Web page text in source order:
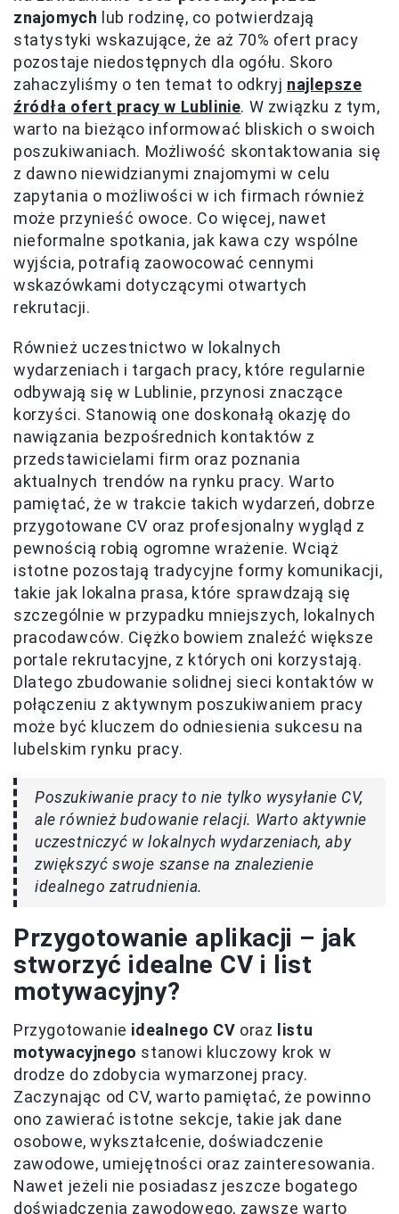
znajomych lub rodzinę, co potwierdzają
statystyki wskazujące, że aż 70% ofert pracy
pozostaje niedostępnych dla ogółu. Skoro
zahaczyliśmy o ten temat to odkryj najlepsze
źródła ofert pracy w Lublinie. W związku z tym,
warto na bieżąco informować bliskich o swoich
poszukiwaniach. Możliwość skontaktowania się
z dawno niewidzianymi znajomymi w celu
zapytania o możliwości w ich firmach również
może przynieść owoce. Co więcej, nawet
nieformalne spotkania, jak kawa czy wspólne
wyjścia, potrafią zaowocować cennymi
wskazówkami dotyczącymi otwartych
rekrutacji.
Również uczestnictwo w lokalnych
wydarzeniach i targach pracy, które regularnie
odbywają się w Lublinie, przynosi znaczące
korzyści. Stanowią one doskonałą okazję do
nawiązania bezpośrednich kontaktów z
przedstawicielami firm oraz poznania
aktualnych trendów na rynku pracy. Warto
pamiętać, że w trakcie takich wydarzeń, dobrze
przygotowane CV oraz profesjonalny wygląd z
pewnością robią ogromne wrażenie. Wciąż
istotne pozostają tradycyjne formy komunikacji,
takie jak lokalna prasa, które sprawdzają się
szczególnie w przypadku mniejszych, lokalnych
pracodawców. Ciężko bowiem znaleźć większe
portale rekrutacyjne, z których oni korzystają.
Dlatego zbudowanie solidnej sieci kontaktów w
połączeniu z aktywnym poszukiwaniem pracy
może być kluczem do odniesienia sukcesu na
lubelskim rynku pracy.
Poszukiwanie pracy to nie tylko wysyłanie CV,
ale również budowanie relacji. Warto aktywnie
uczestniczyć w lokalnych wydarzeniach, aby
zwiększyć swoje szanse na znalezienie
idealnego zatrudnienia.
Przygotowanie aplikacji – jak
stworzyć idealne CV i list
motywacyjny?
Przygotowanie idealnego CV oraz
listu
motywacyjnego stanowi kluczowy krok w
drodze do zdobycia wymarzonej pracy.
Zaczynając od CV, warto pamiętać, że powinno
ono zawierać istotne sekcje, takie jak dane
osobowe, wykształcenie, doświadczenie
zawodowe, umiejętności oraz zainteresowania.
Nawet jeżeli nie posiadasz jeszcze bogatego
doświadczenia zawodowego, zawsze warto